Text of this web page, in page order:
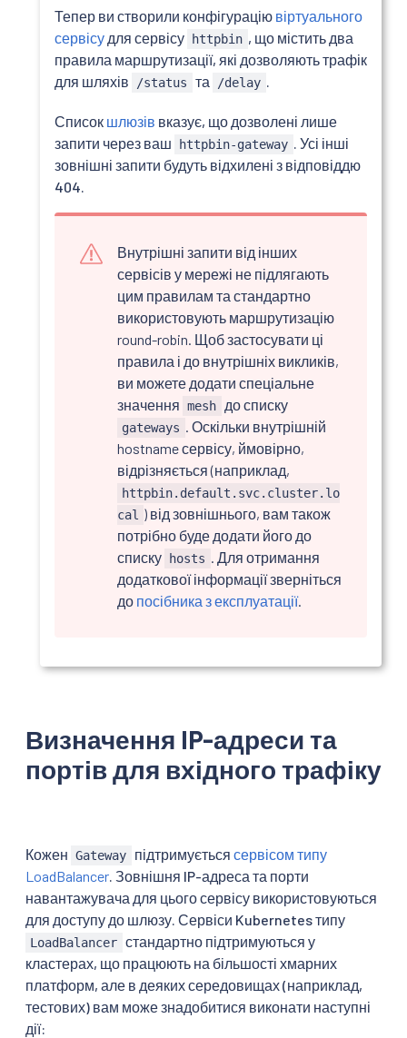
EOF
Тепер ви створили конфігурацію віртуального
сервісу для сервісу httpbin , що містить два
правила маршрутизації, які дозволяють трафік
для шляхів
/status та /delay .
Список шлюзів вказує, що дозволені лише
запити через ваш
httpbin-gateway . Усі інші
зовнішні запити будуть відхилені з відповіддю
404.
Внутрішні запити від інших
сервісів у мережі не підлягають
цим правилам та стандартно
використовують маршрутизацію
round-robin. Щоб застосувати ці
правила і до внутрішніх викликів,
ви можете додати спеціальне
значення mesh до списку
gateways . Оскільки внутрішній
hostname сервісу, ймовірно,
відрізняється (наприклад,
httpbin.default.svc.cluster.lo
cal ) від зовнішнього, вам також
потрібно буде додати його до
списку
hosts . Для отримання
додаткової інформації зверніться
до посібника з експлуатації.
Визначення IP-адреси та
портів для вхідного трафіку
Кожен Gateway підтримується сервісом типу
LoadBalancer. Зовнішня IP-адреса та порти
навантажувача для цього сервісу використовуються
для доступу до шлюзу. Сервіси Kubernetes типу
LoadBalancer стандартно підтримуються у
кластерах, що працюють на більшості хмарних
платформ, але в деяких середовищах (наприклад,
тестових) вам може знадобитися виконати наступні
дії: